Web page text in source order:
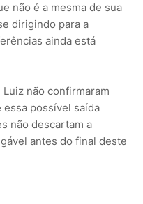
não é a mesma de sua
dirigindo para a
ainda está
não confirmaram
possível saída
não descartam a
antes do final deste